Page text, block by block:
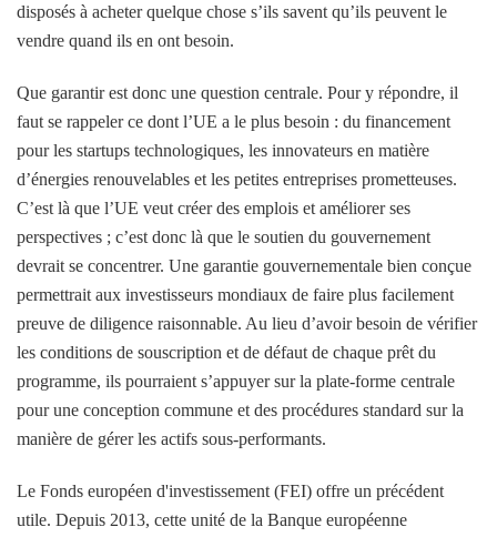
disposés à acheter quelque chose s’ils savent qu’ils peuvent le
vendre quand ils en ont besoin.
Que garantir est donc une question centrale. Pour y répondre, il
faut se rappeler ce dont l’UE a le plus besoin : du financement
pour les startups technologiques, les innovateurs en matière
d’énergies renouvelables et les petites entreprises prometteuses.
C’est là que l’UE veut créer des emplois et améliorer ses
perspectives ; c’est donc là que le soutien du gouvernement
devrait se concentrer. Une garantie gouvernementale bien conçue
permettrait aux investisseurs mondiaux de faire plus facilement
preuve de diligence raisonnable. Au lieu d’avoir besoin de vérifier
les conditions de souscription et de défaut de chaque prêt du
programme, ils pourraient s’appuyer sur la plate-forme centrale
pour une conception commune et des procédures standard sur la
manière de gérer les actifs sous-performants.
Le Fonds européen d'investissement (FEI) offre un précédent
utile. Depuis 2013, cette unité de la Banque européenne